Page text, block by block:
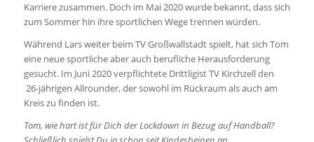
Karriere zusammen. Doch im Mai 2020 wurde bekannt, dass sich
zum Sommer hin ihre sportlichen Wege trennen würden.
Während Lars weiter beim TV Großwallstadt spielt, hat sich Tom
eine neue sportliche aber auch berufliche Herausforderung
gesucht. Im Juni 2020 verpflichtete Drittligist TV Kirchzell den
26-jährigen Allrounder, der sowohl im Rückraum als auch am
Kreis zu finden ist.
Tom, wie hart ist für Dich der Lockdown in Bezug auf Handball?